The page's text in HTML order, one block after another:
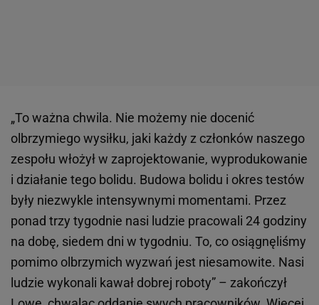
„To ważna chwila. Nie możemy nie docenić
olbrzymiego wysiłku, jaki każdy z członków naszego
zespołu włożył w zaprojektowanie, wyprodukowanie
i działanie tego bolidu. Budowa bolidu i okres testów
były niezwykle intensywnymi momentami. Przez
ponad trzy tygodnie nasi ludzie pracowali 24 godziny
na dobę, siedem dni w tygodniu. To, co osiągnęliśmy
pomimo olbrzymich wyzwań jest niesamowite. Nasi
ludzie wykonali kawał dobrej roboty” – zakończył